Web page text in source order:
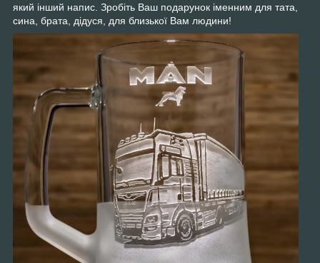
який інший напис. Зробіть Ваш подарунок іменним для тата,
сина, брата, дідуся, для близької Вам людини!